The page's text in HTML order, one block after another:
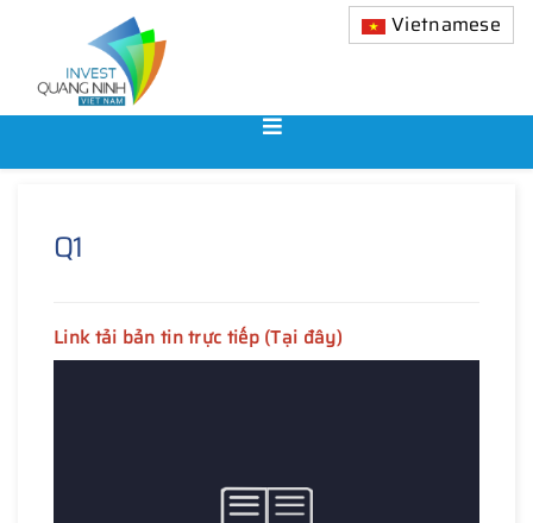
Vietnamese
Q1
Link tải bản tin trực tiếp (Tại đây)